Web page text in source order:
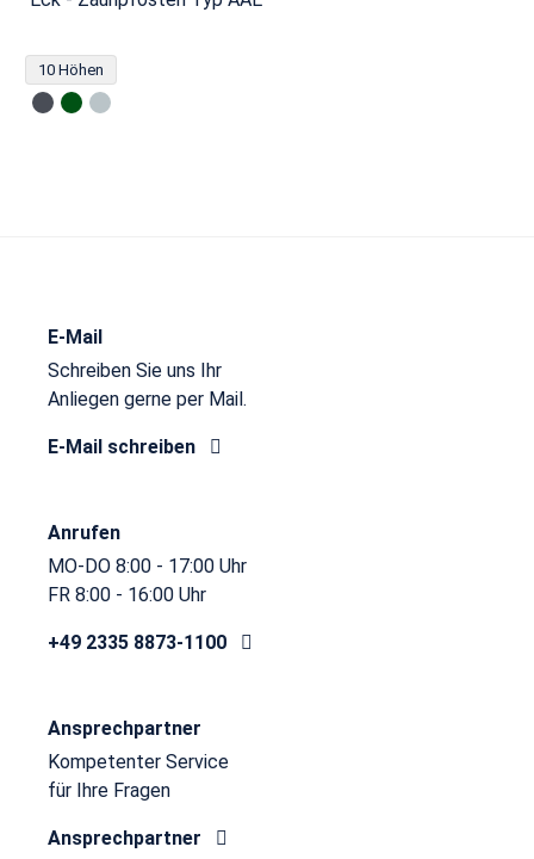
10 Höhen
E-Mail
Schreiben Sie uns Ihr
Anliegen gerne per Mail.
E-Mail schreiben
Anrufen
MO-DO 8:00 - 17:00 Uhr
FR 8:00 - 16:00 Uhr
+49 2335 8873-1100
Ansprechpartner
Kompetenter Service
für Ihre Fragen
Ansprechpartner